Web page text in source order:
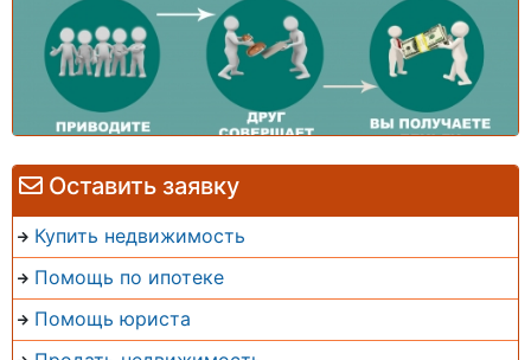
Оставить заявку
Купить недвижимость
Помощь по ипотеке
Помощь юриста